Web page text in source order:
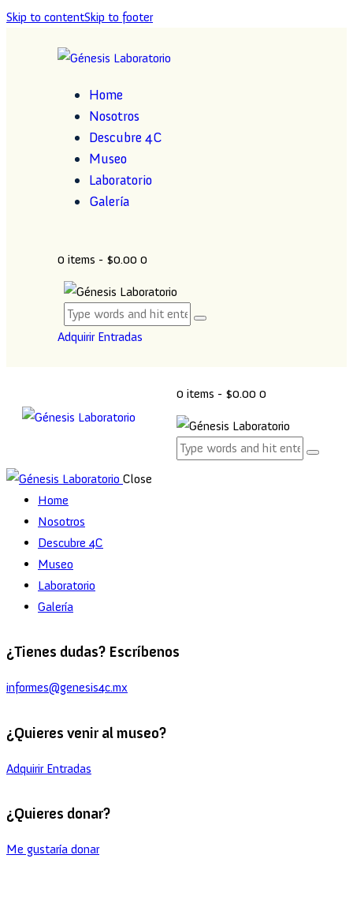
Skip to contentSkip to footer
Home
Nosotros
Descubre 4C
Museo
Laboratorio
Galería
0 items - $0.00 0
Adquirir Entradas
0 items - $0.00 0
Close
Home
Nosotros
Descubre 4C
Museo
Laboratorio
Galería
¿Tienes dudas? Escríbenos
informes@genesis4c.mx
¿Quieres venir al museo?
Adquirir Entradas
¿Quieres donar?
Me gustaría donar